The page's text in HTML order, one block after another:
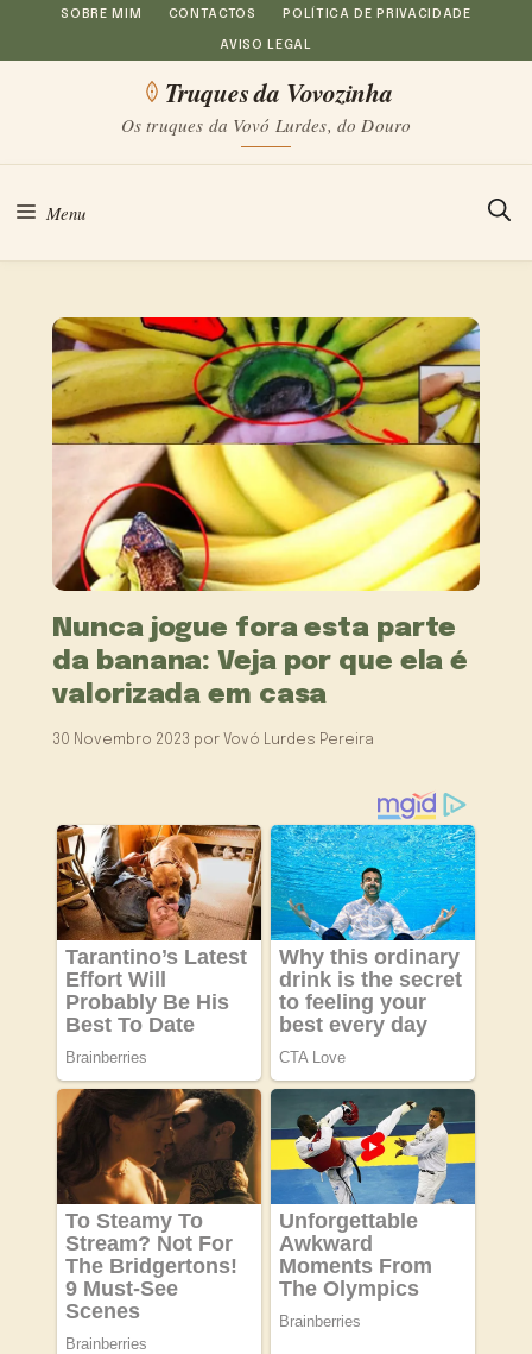
Saltar
para
conteúdo
SOBRE MIM CONTACTOS POLÍTICA DE PRIVACIDADE
AVISO LEGAL
Truques da Vovozinha
Os truques da Vovó Lurdes, do Douro
Menu
Nunca jogue fora esta parte
da banana: Veja por que ela é
valorizada em casa
30 Novembro 2023 por Vovó Lurdes Pereira